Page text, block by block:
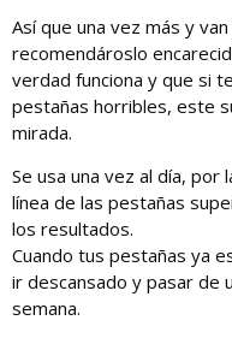
Así que una vez más y
recomendároslo
verdad funciona y que si
pestañas horribles, este
mirada.
Se usa una vez al día, por
línea de las pestañas
los resultados.
Cuando tus pestañas ya
ir descansado y pasar de
semana.